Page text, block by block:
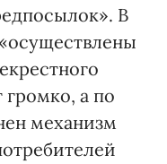
В
громко, а по
механизм